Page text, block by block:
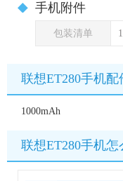
手机附件
包装清单
联想ET280手机配
1000mAh
联想ET280手机怎